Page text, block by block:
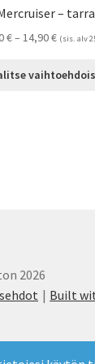
–
€– 14,90€
-
(sis. alv
2026
Built